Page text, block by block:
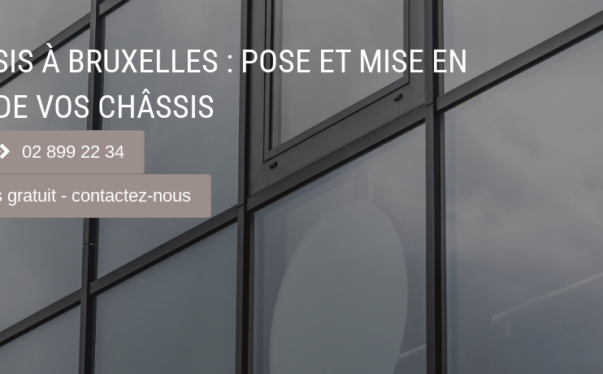
À BRUXELLES : POSE ET MISE EN
VOS CHÂSSIS
02 899 22 34
gratuit - contactez-nous